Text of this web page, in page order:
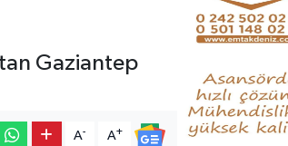
Gaziantep
A- A+